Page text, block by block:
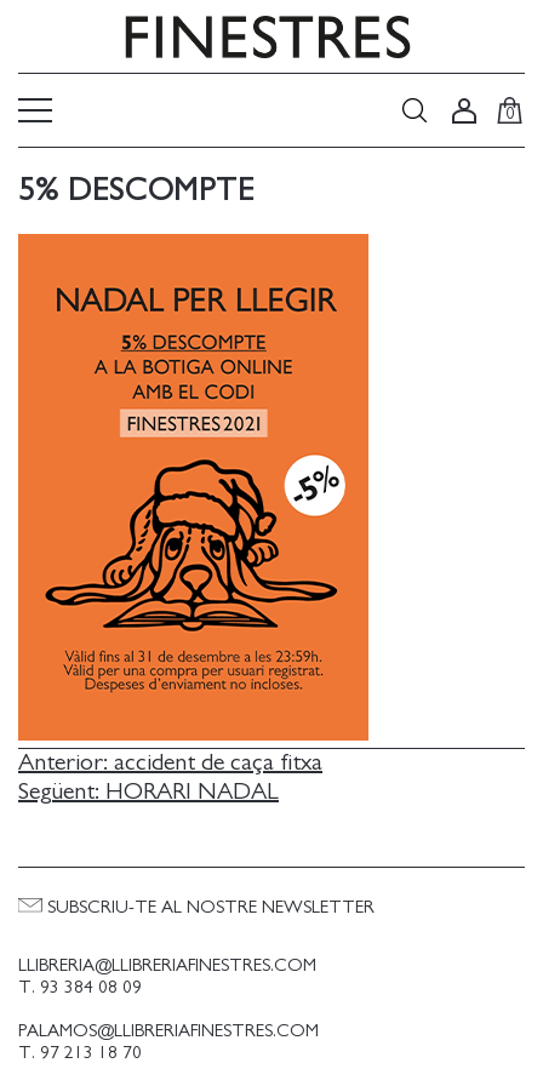
0
5% DESCOMPTE
NAVEGACIÓ
D'ENTRADES
Anterior: accident de caça fitxa
Següent: HORARI NADAL
LLIBRERIA@LLIBRERIAFINESTRES.COM
T. 93 384 08 09
PALAMOS@LLIBRERIAFINESTRES.COM
T. 97 213 18 70
SUBSCRIU-TE AL NOSTRE NEWSLETTER